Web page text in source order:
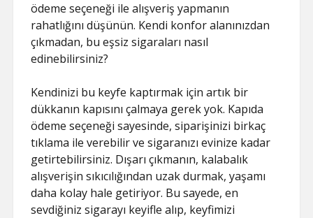
ödeme seçeneği ile alışveriş yapmanın
rahatlığını düşünün. Kendi konfor alanınızdan
çıkmadan, bu eşsiz sigaraları nasıl
edinebilirsiniz?
Kendinizi bu keyfe kaptırmak için artık bir
dükkanın kapısını çalmaya gerek yok. Kapıda
ödeme seçeneği sayesinde, siparişinizi birkaç
tıklama ile verebilir ve sigaranızı evinize kadar
getirtebilirsiniz. Dışarı çıkmanın, kalabalık
alışverişin sıkıcılığından uzak durmak, yaşamı
daha kolay hale getiriyor. Bu sayede, en
sevdiğiniz sigarayı keyifle alıp, keyfimizi